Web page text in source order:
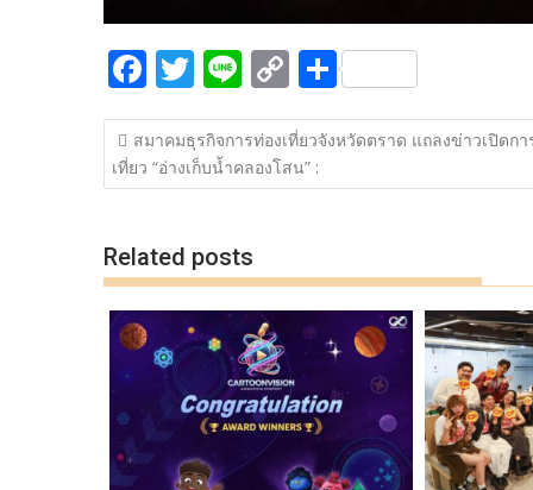
F
ac
e
b
o
k
T
w
itt
er
Li
n
e
C
o
p
y
k
S
h
ar
e
แนะแนว
เรื่อง
สมาคมธุรกิจการท่องเที่ยวจังหวัดตราด แถลงข่าวเปิดกา
เที่ยว “อ่างเก็บน้ำคลองโสน” :
Related posts